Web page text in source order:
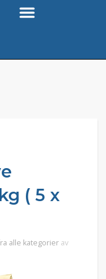
( 5 x
alle kategorier av